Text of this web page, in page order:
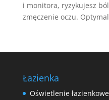
i monitora, ryzykujesz
zmęczenie oczu.
Łazienka
Oświetlenie łazienkowe